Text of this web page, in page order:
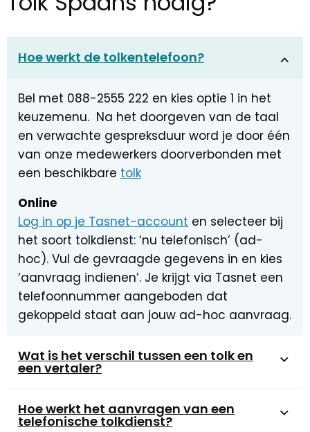
Hoe werkt de tolkentelefoon?
Bel met 088-2555 222 en kies optie 1 in het
keuzemenu. Na het doorgeven van de taal
en verwachte gespreksduur word je door één
van onze medewerkers doorverbonden met
een beschikbare tolk
Online
Log in op je Tasnet-account en selecteer bij
het soort tolkdienst: ‘nu telefonisch’ (ad-
hoc). Vul de gevraagde gegevens in en kies
‘aanvraag indienen’. Je krijgt via Tasnet een
telefoonnummer aangeboden dat
gekoppeld staat aan jouw ad-hoc aanvraag.
Wat is het verschil tussen een tolk en
een vertaler?
Hoe werkt het aanvragen van een
telefonische tolkdienst?